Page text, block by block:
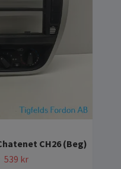
CH26 (Beg)
539 kr